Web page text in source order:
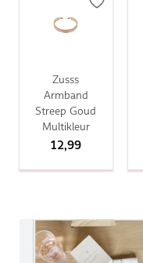
Zusss
Armband
Streep Goud
Multikleur
12,99